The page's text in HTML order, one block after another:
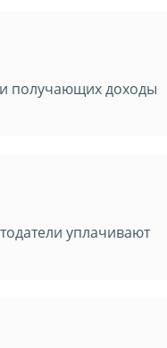
получающих доходы
уплачивают